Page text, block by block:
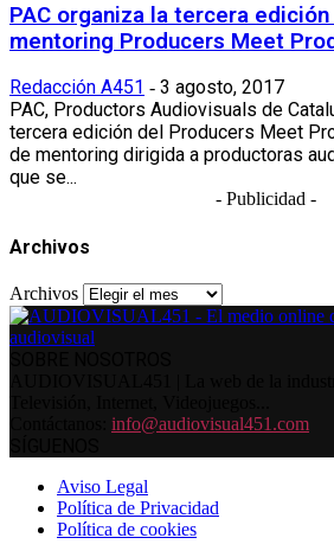
PAC organiza la tercera
mentoring Producers Meet
Redacción A451 - 3 agosto, 2017
PAC, Productors Audiovisuals de
tercera edición del Producers Meet
de mentoring dirigida a productoras
que se...
- Publicidad -
Archivos
Archivos
info@audiovisual451.com
Aviso Legal
Política de Privacidad
Política de cookies